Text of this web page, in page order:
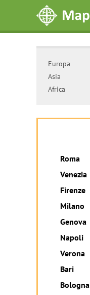
Europa
Asia
Africa
Roma
Venezia
Firenze
Milano
Genova
Napoli
Verona
Bari
Bologna